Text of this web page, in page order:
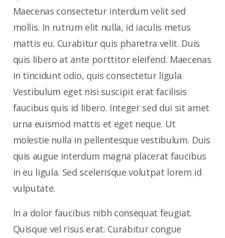
Maecenas consectetur interdum velit sed
mollis. In rutrum elit nulla, id iaculis metus
mattis eu. Curabitur quis pharetra velit. Duis
quis libero at ante porttitor eleifend. Maecenas
in tincidunt odio, quis consectetur ligula.
Vestibulum eget nisi suscipit erat facilisis
faucibus quis id libero. Integer sed dui sit amet
urna euismod mattis et eget neque. Ut
molestie nulla in pellentesque vestibulum. Duis
quis augue interdum magna placerat faucibus
in eu ligula. Sed scelerisque volutpat lorem id
vulputate.
In a dolor faucibus nibh consequat feugiat.
Quisque vel risus erat. Curabitur congue